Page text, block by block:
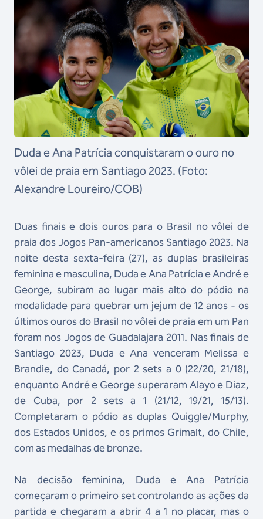
Duda e Ana Patrícia conquistaram o ouro no
vôlei de praia em Santiago 2023. (Foto:
Alexandre Loureiro/COB)
Duas finais e dois ouros para o Brasil no vôlei de
praia dos Jogos Pan-americanos Santiago 2023. Na
noite desta sexta-feira (27), as duplas brasileiras
feminina e masculina, Duda e Ana Patrícia e André e
George, subiram ao lugar mais alto do pódio na
modalidade para quebrar um jejum de 12 anos - os
últimos ouros do Brasil no vôlei de praia em um Pan
foram nos Jogos de Guadalajara 2011. Nas finais de
Santiago 2023, Duda e Ana venceram Melissa e
Brandie, do Canadá, por 2 sets a 0 (22/20, 21/18),
enquanto André e George superaram Alayo e Diaz,
de Cuba, por 2 sets a 1 (21/12, 19/21, 15/13).
Completaram o pódio as duplas Quiggle/Murphy,
dos Estados Unidos, e os primos Grimalt, do Chile,
com as medalhas de bronze.
Na decisão feminina, Duda e Ana Patrícia
começaram o primeiro set controlando as ações da
partida e chegaram a abrir 4 a 1 no placar, mas o